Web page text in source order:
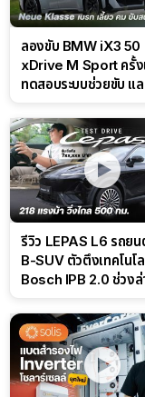
ลองขับ BMW iX3 50
xDrive M Sport ครั้
ทดสอบระบบช่วยขับ แล
สนาม
รีวิว LEPAS L6 รถย
B-SUV ตัวตึงเทคโนโ
Bosch IPB 2.0 ช่วงล่